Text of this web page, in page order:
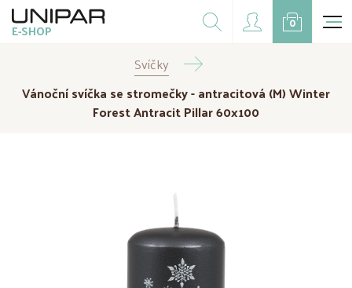
E-SHOP
Dárkové balíčky
Doplňky
Doprodej
CZK EUR
0
Svíčky
Vánoční svíčka se stromečky - antracitová (M) Winter
Forest Antracit Pillar 60x100